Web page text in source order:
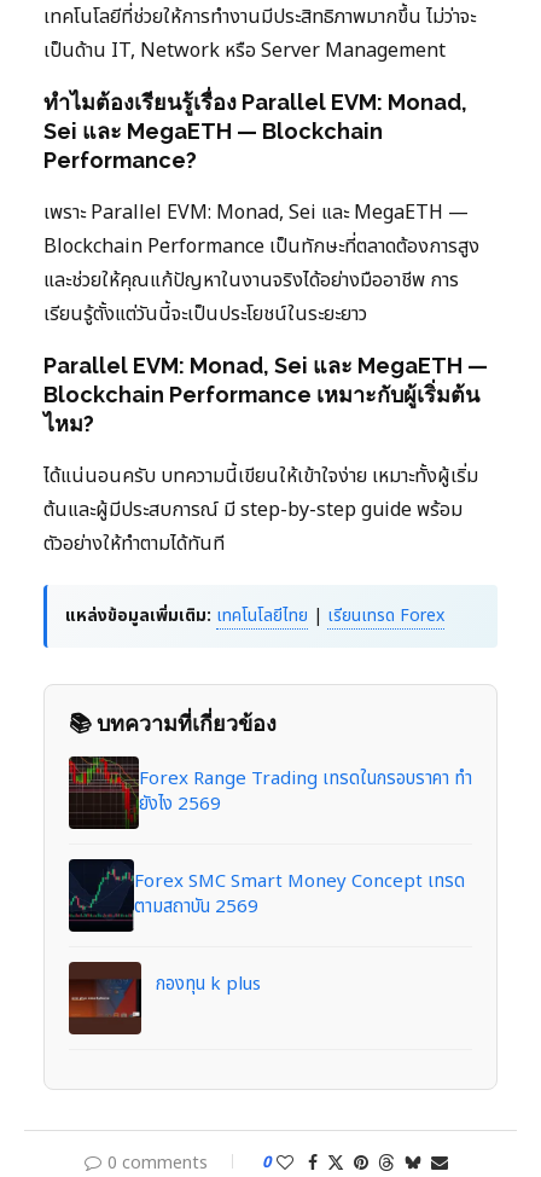
เทคโนโลยีที่ช่วยให้การทำงานมีประสิทธิภาพมากขึ้น ไม่ว่าจะ
เป็นด้าน IT, Network หรือ Server Management
ทำไมต้องเรียนรู้เรื่อง Parallel EVM: Monad,
Sei และ MegaETH — Blockchain
Performance?
เพราะ Parallel EVM: Monad, Sei และ MegaETH —
Blockchain Performance เป็นทักษะที่ตลาดต้องการสูง
และช่วยให้คุณแก้ปัญหาในงานจริงได้อย่างมืออาชีพ การ
เรียนรู้ตั้งแต่วันนี้จะเป็นประโยชน์ในระยะยาว
Parallel EVM: Monad, Sei และ MegaETH —
Blockchain Performance เหมาะกับผู้เริ่มต้น
ไหม?
ได้แน่นอนครับ บทความนี้เขียนให้เข้าใจง่าย เหมาะทั้งผู้เริ่ม
ต้นและผู้มีประสบการณ์ มี step-by-step guide พร้อม
ตัวอย่างให้ทำตามได้ทันที
แหล่งข้อมูลเพิ่มเติม: เทคโนโลยีไทย | เรียนเทรด Forex
📚 บทความที่เกี่ยวข้อง
Forex Range Trading เทรดในกรอบราคา ทำ
ยังไง 2569
Forex SMC Smart Money Concept เทรด
ตามสถาบัน 2569
กองทุน k plus
0 comments 0